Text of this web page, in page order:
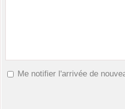
Me notifier l'arrivée de